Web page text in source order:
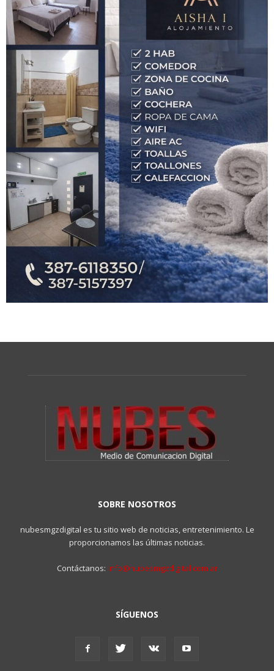
SOBRE NOSOTROS
nubesmgzdigital es tu sitio web de noticias, entretenimiento. Le
proporcionamos las últimas noticias.
Contáctanos: info@nubesmgzdigital.com.ar
SÍGUENOS